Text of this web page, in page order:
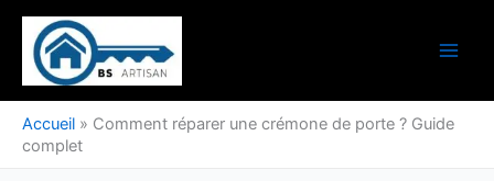
Aller
contenu
Accueil » Comment réparer une crémone de porte ? Guide
complet